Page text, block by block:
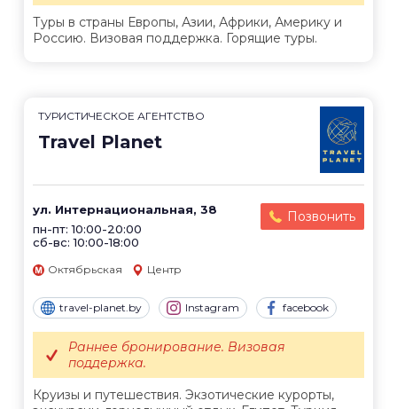
Туры в страны Европы, Азии, Африки, Америку и
Россию. Визовая поддержка. Горящие туры.
ТУРИСТИЧЕСКОЕ АГЕНТСТВО
Travel Planet
ул. Интернациональная, 38
пн-пт: 10:00-20:00
сб-вс: 10:00-18:00
Позвонить
Октябрьская Центр
travel-planet.by Instagram facebook
Круизы и путешествия. Экзотические курорты,
Раннее бронирование. Визовая
поддержка.